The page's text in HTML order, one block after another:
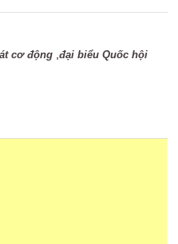
cơ động ,đại biểu Quốc hội